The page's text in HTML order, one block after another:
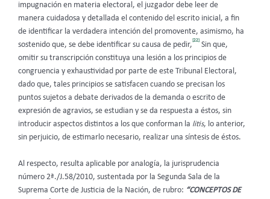
impugnación en materia electoral, el juzgador debe leer de
manera cuidadosa y detallada el contenido del escrito inicial, a fin
de identificar la verdadera intención del promovente, asimismo, ha
sostenido que, se debe identificar su causa de pedir,
[22]
Sin que,
omitir su transcripción constituya una lesión a los principios de
congruencia y exhaustividad por parte de este
Tribunal Electoral,
dado que, tales principios se satisfacen cuando se precisan los
puntos sujetos a debate derivados de la demanda o escrito de
expresión de agravios, se estudian y se da respuesta a éstos, sin
introducir aspectos distintos a los que conforman la litis, lo anterior,
sin perjuicio, de estimarlo necesario, realizar una síntesis de éstos.
Al respecto, resulta aplicable por analogía, la jurisprudencia
número 2ª./J.58/2010, sustentada por la Segunda Sala de la
Suprema Corte de Justicia de la Nación, de rubro: “CONCEPTOS DE